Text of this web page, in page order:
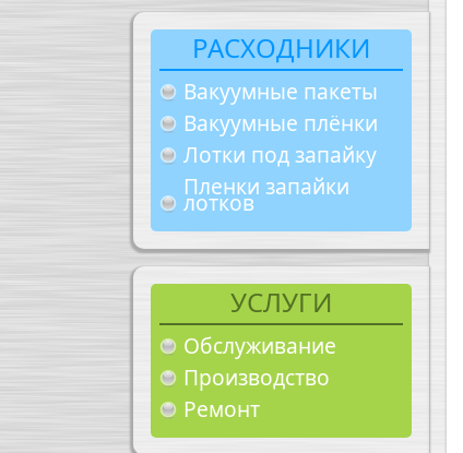
РАСХОДНИКИ
Вакуумные пакеты
Вакуумные плёнки
Лотки под запайку
Пленки запайки
лотков
УСЛУГИ
Обслуживание
Производство
Ремонт